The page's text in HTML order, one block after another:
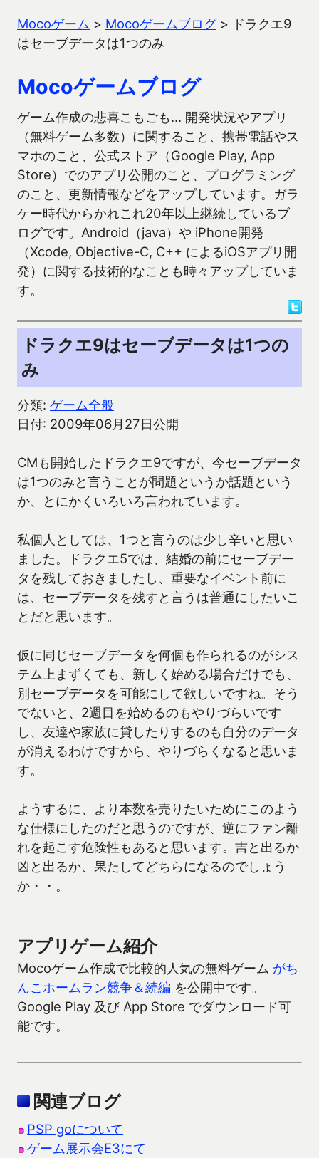
Mocoゲーム > Mocoゲームブログ> ドラクエ9
はセーブデータは1つのみ
Mocoゲームブログ
ゲーム作成の悲喜こもごも… 開発状況やアプリ
（無料ゲーム多数）に関すること、携帯電話やス
マホのこと、公式ストア（Google Play, App
Store）でのアプリ公開のこと、プログラミング
のこと、更新情報などをアップしています。ガラ
ケー時代からかれこれ20年以上継続しているブ
ログです。Android（java）や iPhone開発
（Xcode, Objective-C, C++ によるiOSアプリ開
発）に関する技術的なことも時々アップしていま
す。
ドラクエ9はセーブデータは1つの
み
分類: ゲーム全般
日付: 2009年06月27日公開
CMも開始したドラクエ9ですが、今セーブデータ
は1つのみと言うことが問題というか話題という
か、とにかくいろいろ言われています。
私個人としては、1つと言うのは少し辛いと思い
ました。ドラクエ5では、結婚の前にセーブデー
タを残しておきましたし、重要なイベント前に
は、セーブデータを残すと言うは普通にしたいこ
とだと思います。
仮に同じセーブデータを何個も作られるのがシス
テム上まずくても、新しく始める場合だけでも、
別セーブデータを可能にして欲しいですね。そう
でないと、2週目を始めるのもやりづらいです
し、友達や家族に貸したりするのも自分のデータ
が消えるわけですから、やりづらくなると思いま
す。
ようするに、より本数を売りたいためにこのよう
な仕様にしたのだと思うのですが、逆にファン離
れを起こす危険性もあると思います。吉と出るか
凶と出るか、果たしてどちらになるのでしょう
か・・。
アプリゲーム紹介
Mocoゲーム作成で比較的人気の無料ゲーム がち
んこホームラン競争＆続編 を公開中です。
Google Play 及び App Store でダウンロード可
能です。
関連ブログ
PSP goについて
ゲーム展示会E3にて